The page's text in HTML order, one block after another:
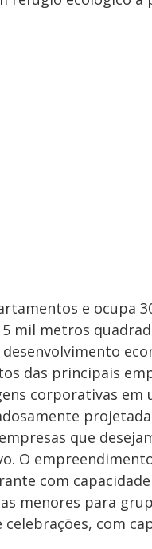
e ocupa
mil metros
das principais
corporativas
que
O
com
menores para
com